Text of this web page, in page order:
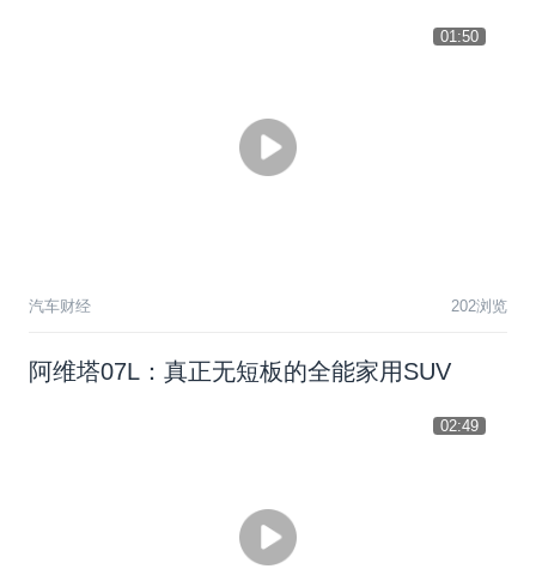
01:50
汽车财经 202浏览
阿维塔07L：真正无短板的全能家用SUV
02:49